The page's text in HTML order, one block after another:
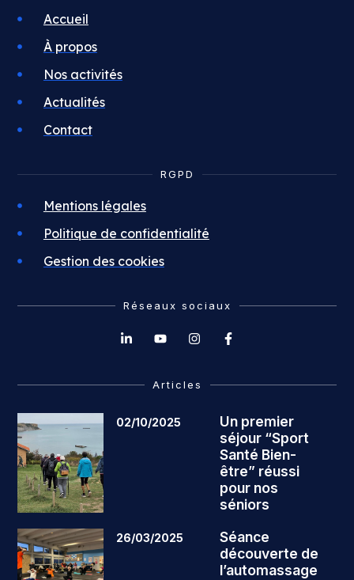
Accueil
À propos
Nos activités
Actualités
Contact
RGPD
Mentions légales
Politique de confidentialité
Gestion des cookies
Réseaux sociaux
Articles
02/10/2025
Un premier
séjour “Sport
Santé Bien-
être” réussi
pour nos
séniors
26/03/2025
Séance
découverte de
l’automassage